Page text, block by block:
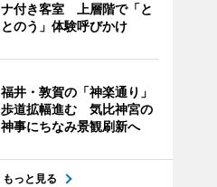
ナ付き客室 上層階で「と
とのう」体験呼びかけ
福井・敦賀の「神楽通り」
歩道拡幅進む 気比神宮の
神事にちなみ景観刷新へ
もっと見る